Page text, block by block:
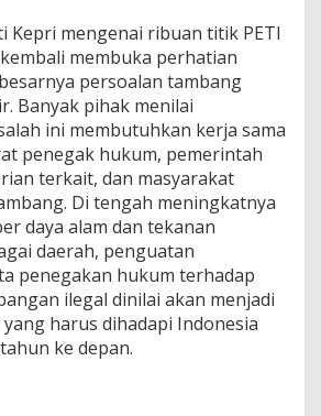
Kepri mengenai ribuan titik PETI
membuka perhatian
persoalan tambang
Banyak pihak menilai
ini membutuhkan kerja sama
penegak hukum, pemerintah
terkait, dan masyarakat
Di tengah meningkatnya
daya alam dan tekanan
daerah, penguatan
penegakan hukum terhadap
ilegal dinilai akan menjadi
harus dihadapi Indonesia
ke depan.